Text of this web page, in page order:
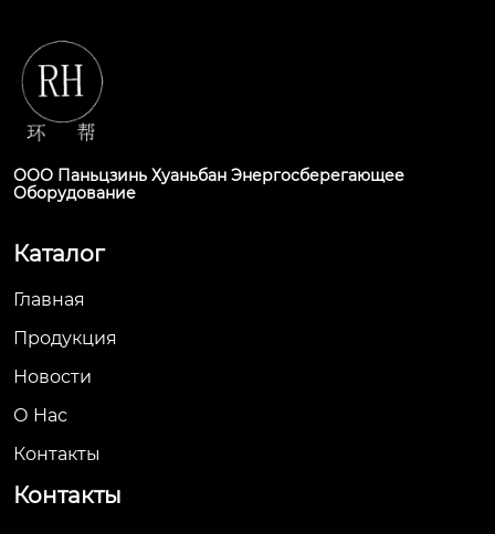
ООО Паньцзинь Хуаньбан Энергосберегающее
Оборудование
Каталог
Главная
Продукция
Новости
О Hас
Контакты
Контакты